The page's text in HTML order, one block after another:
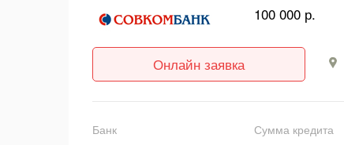
100 000 р.
Онлайн заявка
Банк Сумма кредита